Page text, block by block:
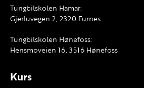
Tungbilskolen Hamar:
Gjerluvegen 2, 2320 Furnes
Tungbilskolen Hønefoss:
Hensmoveien 16, 3516 Hønefoss
Kurs